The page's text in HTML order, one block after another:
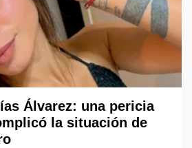
Álvarez: una pericia
la situación de